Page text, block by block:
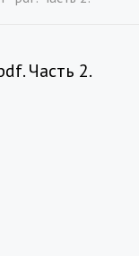
Часть 2.